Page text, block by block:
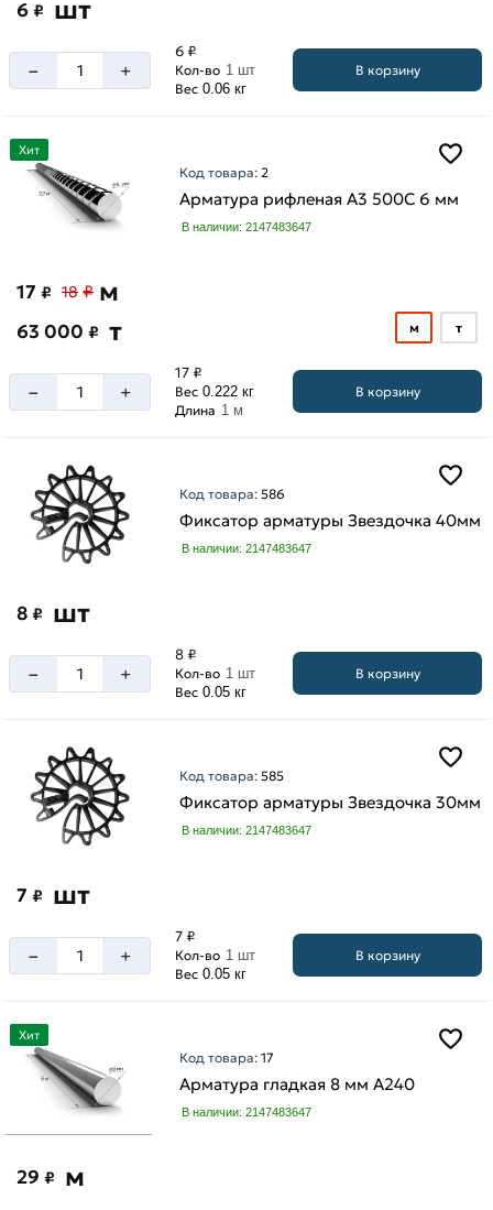
6 ₽ шт
– +
6 ₽
Кол-во 1 шт
Вес 0.06 кг
В корзину
Хит
Код товара: 2
Арматура рифленая А3 500С 6 мм
В наличии: 2147483647
17 ₽ 18 ₽ м
63 000 ₽ т м т
– +
17 ₽
Вес 0.222 кг
Длина 1 м
В корзину
Код товара:586
Фиксатор арматуры Звездочка 40мм
В наличии: 2147483647
8 ₽ шт
– +
8 ₽
Кол-во 1 шт
Вес 0.05 кг
В корзину
Код товара:585
Фиксатор арматуры Звездочка 30мм
В наличии: 2147483647
7 ₽ шт
– +
7 ₽
Кол-во 1 шт
Вес 0.05 кг
В корзину
Хит
Код товара:17
Арматура гладкая 8 мм A240
В наличии: 2147483647
29 ₽ м